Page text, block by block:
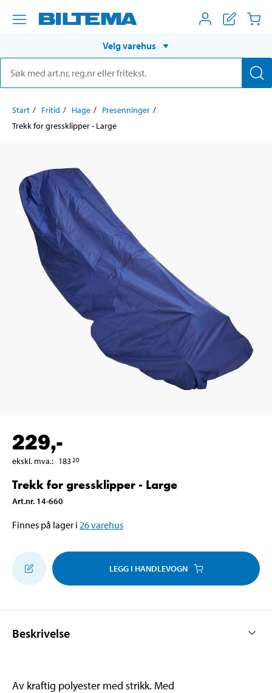
Velg varehus
Start Fritid Hage
Presenninger
Trekk for gressklipper - Large
229,-
ekskl. mva.: 18320
Trekk for gressklipper - Large
Art.nr. 14-660
Finnes på lager i 26varehus
LEGG I HANDLEVOGN
Beskrivelse
Av kraftig polyester med strikk. Med